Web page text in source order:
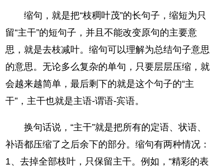
缩句，就是把“枝稠叶茂”的长句子，缩短为只
留“主干”的短句子，并且不能改变原句的主要意
思，就是去枝减叶。缩句可以理解为总结句子意思
的意思。无论多么复杂的单句，只要层层压缩，就
会越来越简单，最后剩下的就是这个句子的“主
干”，主干也就是主语-谓语-宾语。
换句话说，“主干”就是把所有的定语、状语、
补语都压缩了之后余下的部分。缩句有两种情况：
1、去掉全部枝叶，只保留主干。例如，“精彩的表